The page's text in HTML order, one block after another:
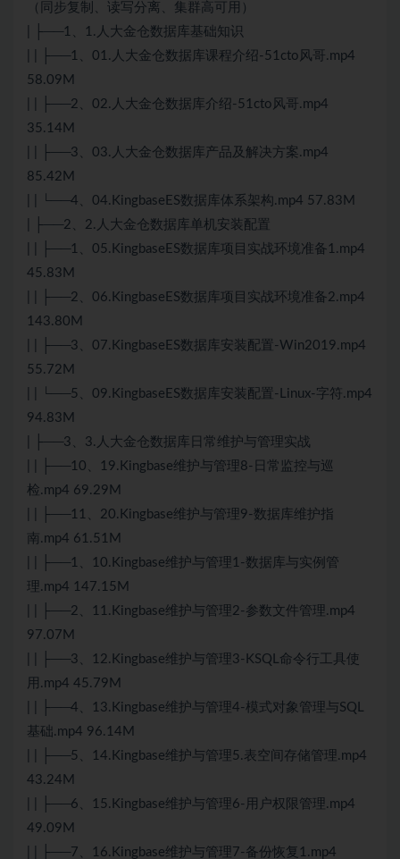
（同步复制、读写分离、集群高可用）
| ├──1、1.人大金仓数据库基础知识
| | ├──1、01.人大金仓数据库课程介绍-51cto风哥.mp4
58.09M
| | ├──2、02.人大金仓数据库介绍-51cto风哥.mp4
35.14M
| | ├──3、03.人大金仓数据库产品及解决方案.mp4
85.42M
| | └──4、04.KingbaseES数据库体系架构.mp4 57.83M
| ├──2、2.人大金仓数据库单机安装配置
| | ├──1、05.KingbaseES数据库项目实战环境准备1.mp4
45.83M
| | ├──2、06.KingbaseES数据库项目实战环境准备2.mp4
143.80M
| | ├──3、07.KingbaseES数据库安装配置-Win2019.mp4
55.72M
| | └──5、09.KingbaseES数据库安装配置-Linux-字符.mp4
94.83M
| ├──3、3.人大金仓数据库日常维护与管理实战
| | ├──10、19.Kingbase维护与管理8-日常监控与巡
检.mp4 69.29M
| | ├──11、20.Kingbase维护与管理9-数据库维护指
南.mp4 61.51M
| | ├──1、10.Kingbase维护与管理1-数据库与实例管
理.mp4 147.15M
| | ├──2、11.Kingbase维护与管理2-参数文件管理.mp4
97.07M
| | ├──3、12.Kingbase维护与管理3-KSQL命令行工具使
用.mp4 45.79M
| | ├──4、13.Kingbase维护与管理4-模式对象管理与SQL
基础.mp4 96.14M
| | ├──5、14.Kingbase维护与管理5.表空间存储管理.mp4
43.24M
| | ├──6、15.Kingbase维护与管理6-用户权限管理.mp4
49.09M
| | ├──7、16.Kingbase维护与管理7-备份恢复1.mp4